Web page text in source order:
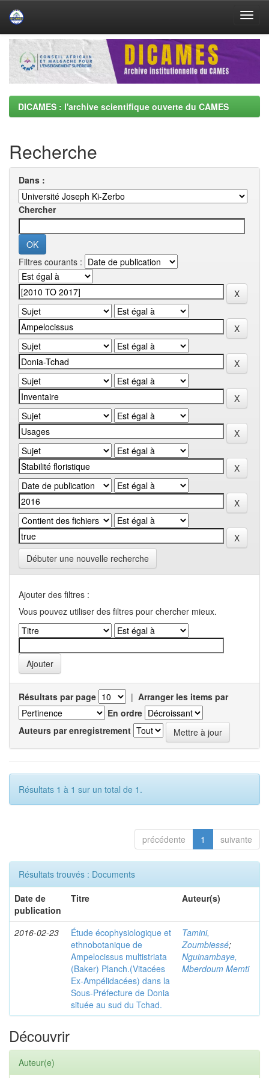
Skip
navigation
DICAMES : l'archive scientifique ouverte du CAMES
Recherche
Dans :
Chercher
Filtres courants :
Débuter une nouvelle recherche
Ajouter des filtres :
Vous pouvez utiliser des filtres pour chercher mieux.
Résultats par page | Arranger les items par
En ordre
Auteurs par enregistrement
Résultats 1 à 1 sur un total de 1.
précédente 1 suivante
Résultats trouvés : Documents
Date de
publication
Titre Auteur(s)
2016-02-23
Étude écophysiologique et
ethnobotanique de
Ampelocissus multistriata
(Baker) Planch.(Vitacées
Ex-Ampélidacées) dans la
Sous-Préfecture de Donia
située au sud du Tchad.
Tamini,
Zoumbiessé;
Nguinambaye,
Mberdoum Memti
Découvrir
Auteur(e)